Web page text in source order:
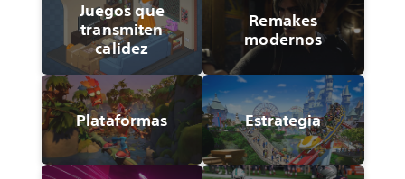
Juegos que
transmiten
calidez
Remakes
modernos
Plataformas Estrategia